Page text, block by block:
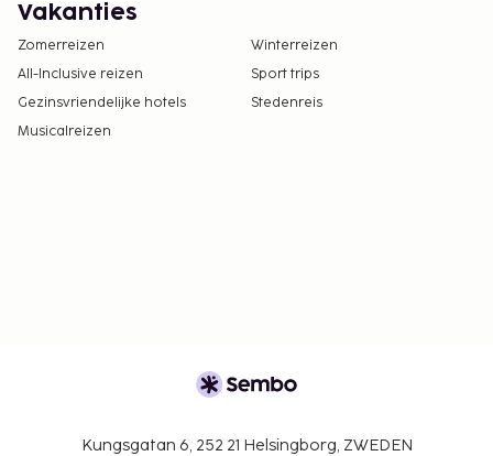
uitchecken zijn mogelijk.
Vakanties
Zomerreizen
Winterreizen
All-Inclusive reizen
Sport trips
Gezinsvriendelijke hotels
Stedenreis
Musicalreizen
Kungsgatan 6, 252 21 Helsingborg, ZWEDEN